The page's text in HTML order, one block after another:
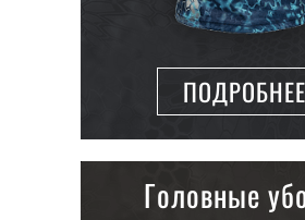
ПОДРОБНЕЕ
Головные